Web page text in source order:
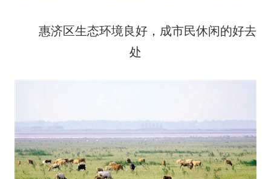
惠济区生态环境良好，成市民休闲的好去
处